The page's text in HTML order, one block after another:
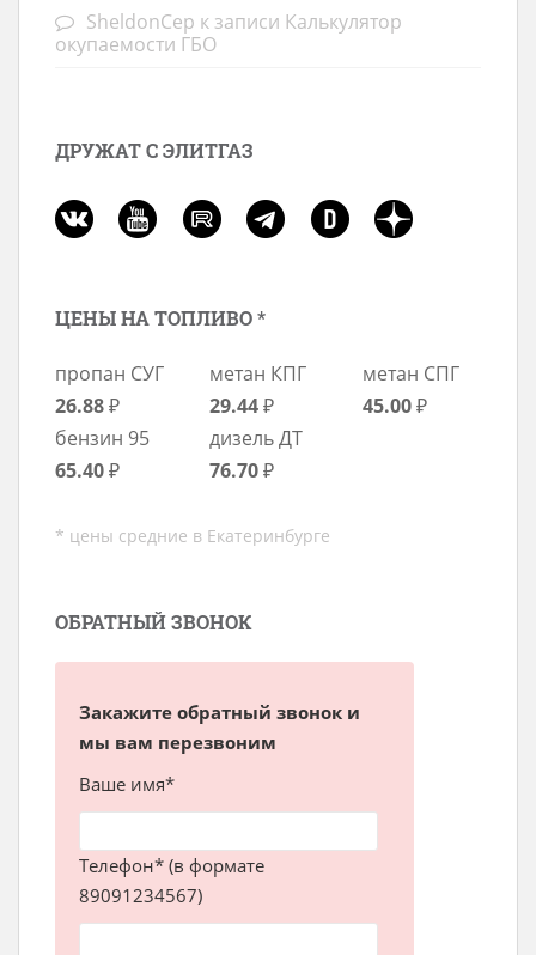
SheldonCep к записи Калькулятор
окупаемости ГБО
ДРУЖАТ С ЭЛИТГАЗ
ЦЕНЫ НА ТОПЛИВО *
пропан СУГ
26.88₽
метан КПГ
29.44₽
метан СПГ
45.00₽
бензин 95
65.40₽
дизель ДТ
76.70₽
* цены средние в Екатеринбурге
ОБРАТНЫЙ ЗВОНОК
Закажите обратный звонок и
мы вам перезвоним
Ваше имя*
Телефон* (в формате
89091234567)